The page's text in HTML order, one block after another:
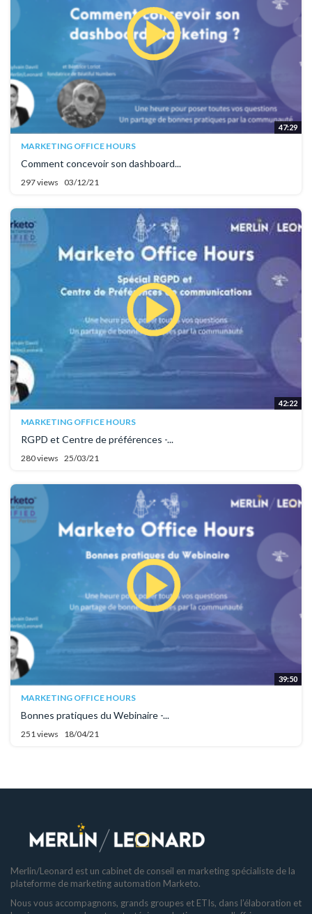
47:29
MARKETING OFFICE HOURS
Comment concevoir son dashboard...
297 views 03/12/21
42:22
MARKETING OFFICE HOURS
RGPD et Centre de préférences -...
280 views 25/03/21
39:50
MARKETING OFFICE HOURS
Bonnes pratiques du Webinaire -...
251 views 18/04/21
Merlin/Leonard est un cabinet de conseil en marketing spécialiste de la
plateforme de marketing automation Marketo.
Nous vous accompagnons, grands groupes et ETIs, dans l’élaboration et